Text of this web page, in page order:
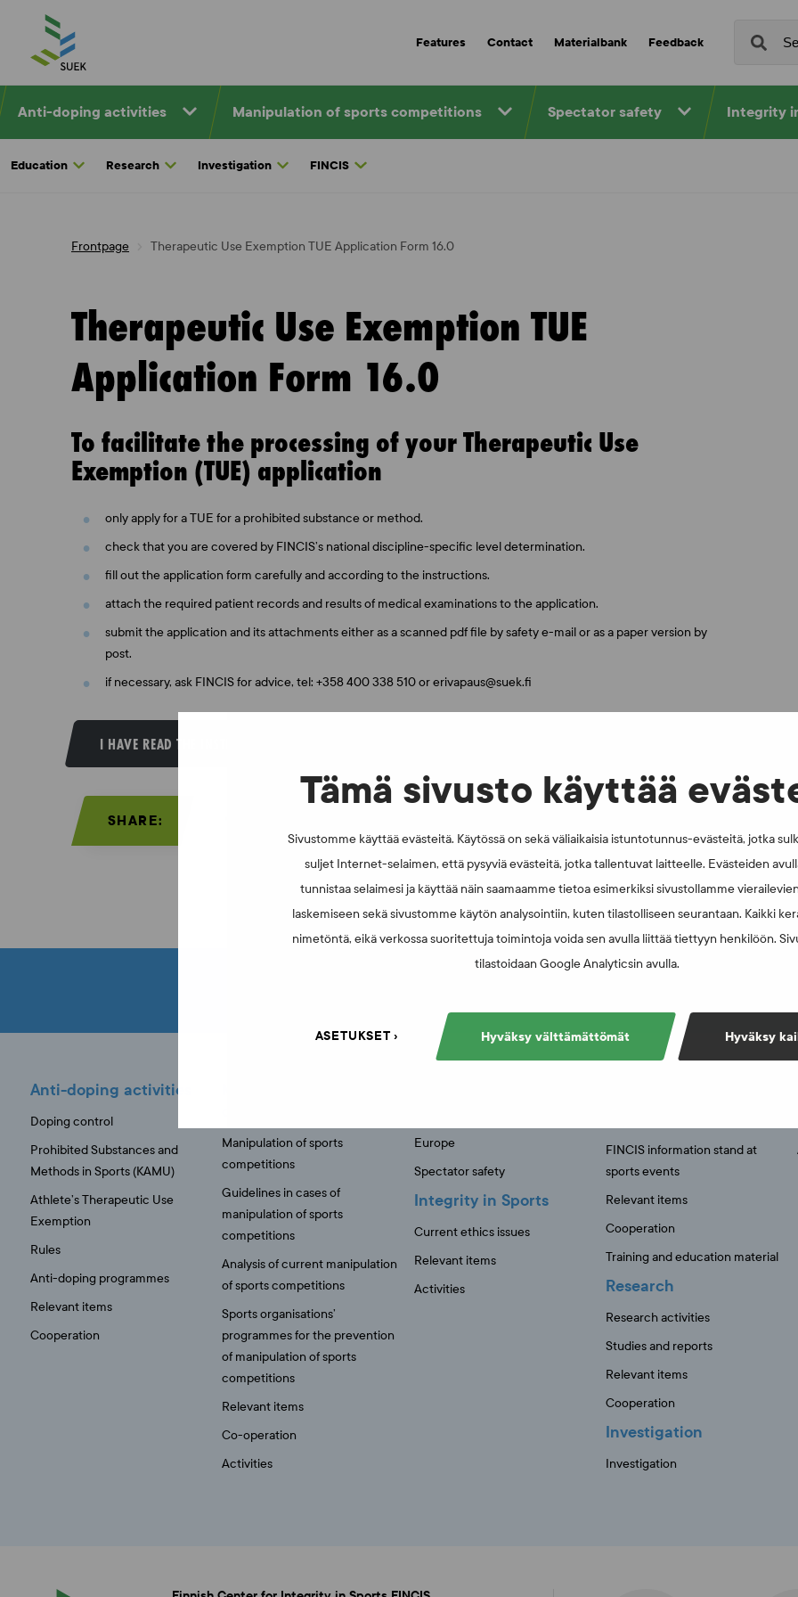
Tämä sivusto käyttää
Sivustomme käyttää evästeitä. Käytössä on sekä väliaikaisia istuntotunnus-evästeitä, jotka
suljet Internet-selaimen, että pysyviä evästeitä, jotka tallentuvat laitteelle. Evästeiden
tunnistaa selaimesi ja käyttää näin saamaamme tietoa esimerkiksi sivustollamme
laskemiseen sekä sivustomme käytön analysointiin, kuten tilastolliseen seurantaan. Kaikki
nimetöntä, eikä verkossa suoritettuja toimintoja voida sen avulla liittää tiettyyn henkilöön.
tilastoidaan Google Analyticsin avulla.
Hyväksy
Hyväksy välttämättömät
ASETUKSET
content
Features Contact Materialbank Feedback
Anti-doping activities Manipulation of sports competitions Spectator safety Integrity
Education Research Investigation FINCIS
Frontpage Therapeutic Use Exemption TUE Application Form 16.0
Therapeutic Use Exemption TUE
Application Form 16.0
To facilitate the processing of your Therapeutic Use
Exemption (TUE) application
only apply for a TUE for a prohibited substance or method.
check that you are covered by FINCIS’s national discipline-specific level determination.
fill out the application form carefully and according to the instructions.
attach the required patient records and results of medical examinations to the application.
submit the application and its attachments either as a scanned pdf file by safety e-mail or as a paper version by
post.
if necessary, ask FINCIS for advice, tel: +358 400 338 510 or erivapaus@suek.fi
I HAVE READ THE INSTRUCTIONS AND DOWNLOAD THE FORM
SHARE:
Anti-doping activities
Doping control
Prohibited Substances and
Methods in Sports (KAMU)
Athlete’s Therapeutic Use
Exemption
Rules
Anti-doping programmes
Relevant items
Cooperation
Manipulation of sports
competitions
Guidelines in cases of
manipulation of sports
competitions
Analysis of current manipulation
of sports competitions
Sports organisations’
programmes for the prevention
of manipulation of sports
competitions
Relevant items
Co-operation
Activities
Europe
Spectator safety
Integrity in Sports
Current ethics issues
Relevant items
Activities
FINCIS information stand at
sports events
Relevant items
Cooperation
Training and education material
Research
Research activities
Studies and reports
Relevant items
Cooperation
Investigation
Investigation